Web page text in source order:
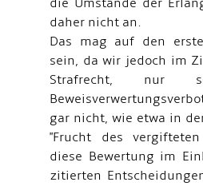
die Umstände der
daher nicht an.
Das mag auf den
sein, da wir jedoch im
Strafrecht, nur
gar nicht, wie etwa in
"Frucht des
diese Bewertung im
zitierten